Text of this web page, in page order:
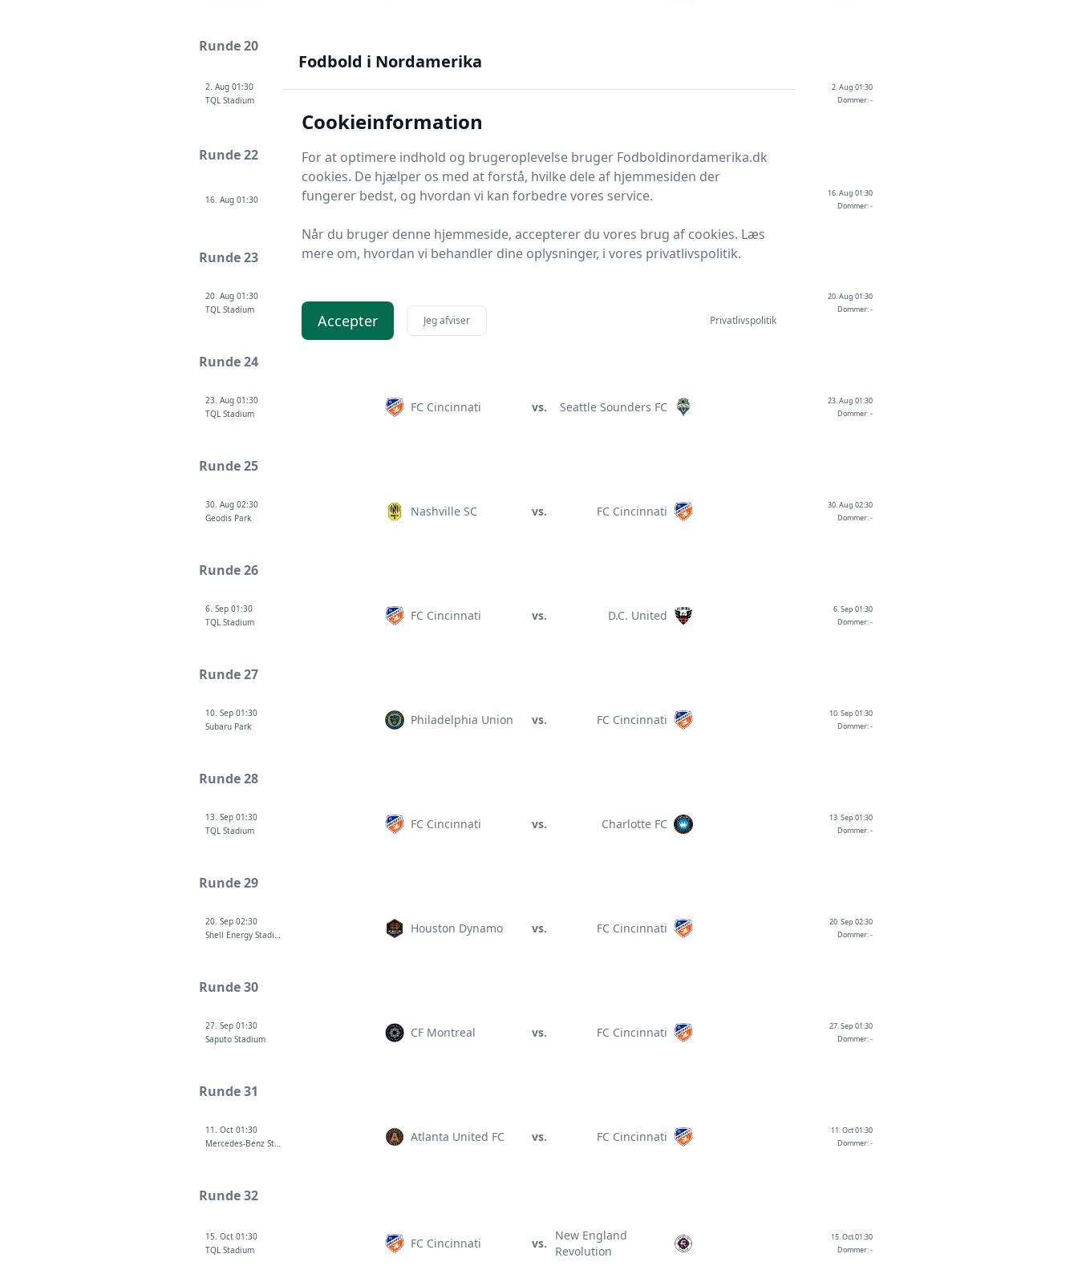
Runde 20
2. Aug 01:30
TQL Stadium
FC Cincinnati vs.
San Jose
2. Aug 01:30
Dommer: -
Runde 22
16. Aug 01:30 Orlando City SC vs. FC Cincinnati
16. Aug 01:30
Dommer: -
Runde 23
20. Aug 01:30
TQL Stadium
FC Cincinnati
20. Aug 01:30
Dommer: -
Runde 24
23. Aug 01:30
TQL Stadium
FC Cincinnati vs. Seattle Sounders FC
23. Aug 01:30
Dommer: -
Runde 25
30. Aug 02:30
Geodis Park
Nashville SC vs. FC Cincinnati
30. Aug 02:30
Dommer: -
Runde 26
6. Sep 01:30
TQL Stadium
FC Cincinnati vs. D.C. United
6. Sep 01:30
Dommer: -
Runde 27
10. Sep 01:30
Subaru Park
Philadelphia Union vs. FC Cincinnati
10. Sep 01:30
Dommer: -
Runde 28
13. Sep 01:30
TQL Stadium
FC Cincinnati vs. Charlotte FC
13. Sep 01:30
Dommer: -
Runde 29
20. Sep 02:30
Shell Energy Stadium
Houston Dynamo vs. FC Cincinnati
20. Sep 02:30
Dommer: -
Runde 30
27. Sep 01:30
Saputo Stadium
CF Montreal vs. FC Cincinnati
27. Sep 01:30
Dommer: -
Runde 31
11. Oct 01:30
Mercedes-Benz Stadium
Atlanta United FC vs. FC Cincinnati
11. Oct 01:30
Dommer: -
Runde 32
15. Oct 01:30
TQL Stadium
FC Cincinnati vs.
New England
Revolution
15. Oct 01:30
Dommer: -
Fodbold i Nordamerika
Cookieinformation
For at optimere indhold og brugeroplevelse bruger Fodboldinordamerika.dk
cookies. De hjælper os med at forstå, hvilke dele af hjemmesiden der
fungerer bedst, og hvordan vi kan forbedre vores service.
Når du bruger denne hjemmeside, accepterer du vores brug af cookies. Læs
mere om, hvordan vi behandler dine oplysninger, i vores privatlivspolitik.
Accepter Jeg afviser Privatlivspolitik